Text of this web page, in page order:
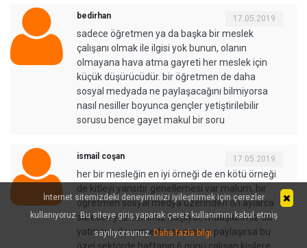
bedirhan 17.05.2019
sadece öğretmen ya da başka bir meslek
çalışanı olmak ile ilgisi yok bunun, olanın
olmayana hava atma gayreti her meslek için
küçük düşürücüdür. bir öğretmen de daha
sosyal medyada ne paylaşacağını bilmiyorsa
nasıl nesiller boyunca gençler yetiştirilebilir
sorusu bence gayet makul bir soru
ismail coşan 17.05.2019
her bir mesleğin en iyi örneği de en kötü örneği
de kitleyi yansıtır genellemesi var malum, bir
öğretmen sosyal medya üzerinden oh aylarca
sürecek yaz tatilimiz başlıyor, maaşlarımız da
yatmaya devam edecek mesajı paylaşırsa bu
özel sektörde haftanın 6 günü çalışan kişilere
İnternet sitemizdeki deneyiminizi iyileştirmek için çerezler
kullanıyoruz. Bu siteye giriş yaparak çerez kullanımını kabul etmiş
sayılıyorsunuz.Daha fazla bilgi.